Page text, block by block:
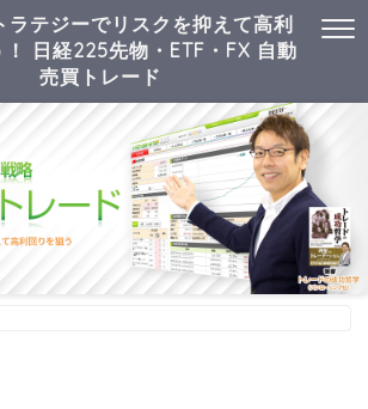
ラテジーでリスクを抑えて高利
！ 日経225先物・ETF・FX 自動
売買トレード